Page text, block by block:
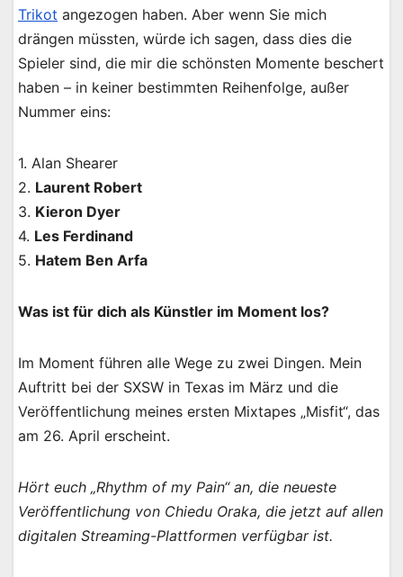
Trikot angezogen haben. Aber wenn Sie mich
drängen müssten, würde ich sagen, dass dies die
Spieler sind, die mir die schönsten Momente beschert
haben – in keiner bestimmten Reihenfolge, außer
Nummer eins:
1. Alan Shearer
2. Laurent Robert
3. Kieron Dyer
4. Les Ferdinand
5. Hatem Ben Arfa
Was ist für dich als Künstler im Moment los?
Im Moment führen alle Wege zu zwei Dingen. Mein
Auftritt bei der SXSW in Texas im März und die
Veröffentlichung meines ersten Mixtapes „Misfit“, das
am 26. April erscheint.
Hört euch „Rhythm of my Pain“ an, die neueste
Veröffentlichung von Chiedu Oraka, die jetzt auf allen
digitalen Streaming-Plattformen verfügbar ist.